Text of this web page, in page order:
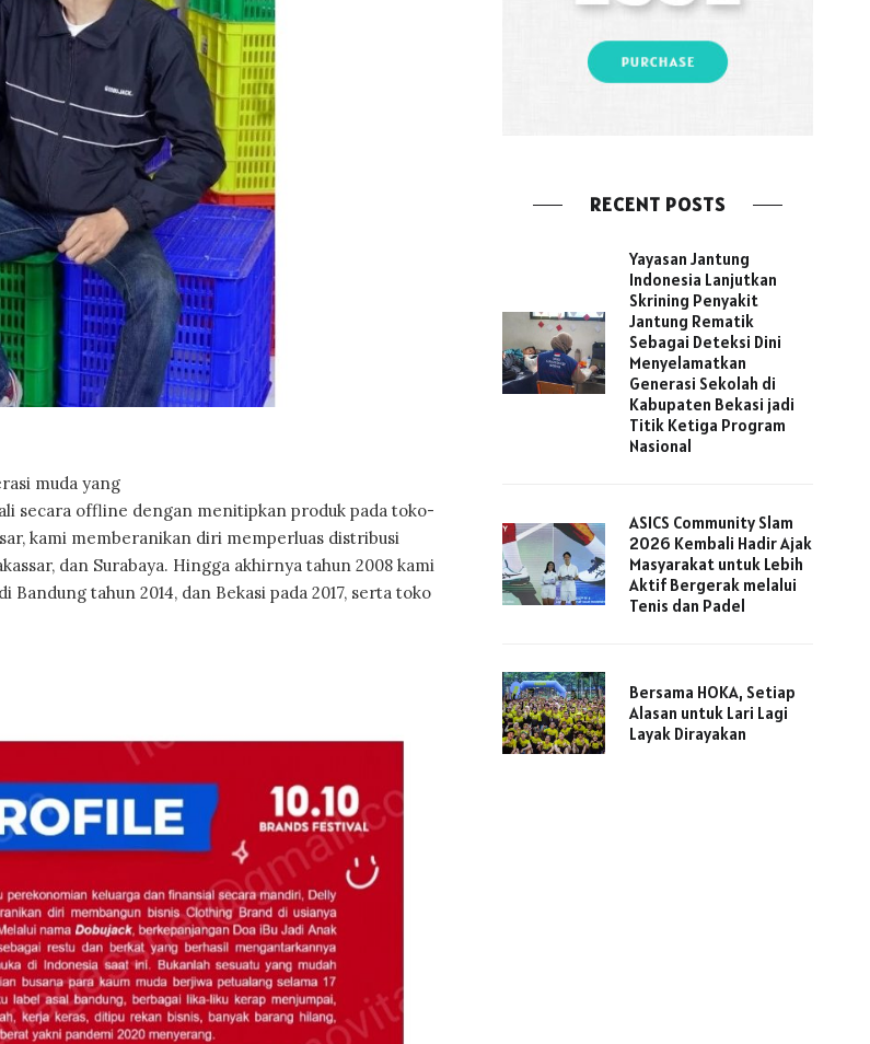
muda yang
secara offline dengan menitipkan produk pada toko-
kami memberanikan diri memperluas distribusi
dan Surabaya. Hingga akhirnya tahun 2008 kami
tahun 2014, dan Bekasi pada 2017, serta toko
RECENT POSTS
Yayasan Jantung
Indonesia Lanjutkan
Skrining Penyakit
Jantung Rematik
Sebagai Deteksi Dini
Menyelamatkan
Generasi Sekolah di
Kabupaten Bekasi jadi
Titik Ketiga Program
Nasional
ASICS Community Slam
2026 Kembali Hadir Ajak
Masyarakat untuk Lebih
Aktif Bergerak melalui
Tenis dan Padel
Bersama HOKA, Setiap
Alasan untuk Lari Lagi
Layak Dirayakan